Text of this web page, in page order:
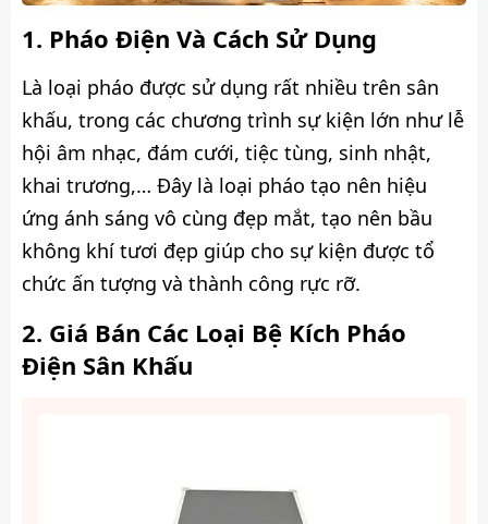
Pháo Điện Và Cách Sử Dụng
Là loại pháo được sử dụng rất nhiều trên sân
khấu, trong các chương trình sự kiện lớn như lễ
hội âm nhạc, đám cưới, tiệc tùng, sinh nhật,
khai trương,… Đây là loại pháo tạo nên hiệu
ứng ánh sáng vô cùng đẹp mắt, tạo nên bầu
không khí tươi đẹp giúp cho sự kiện được tổ
chức ấn tượng và thành công rực rỡ.
Giá Bán Các Loại Bệ Kích Pháo
Điện Sân Khấu